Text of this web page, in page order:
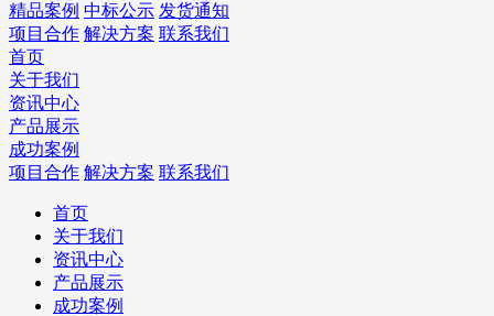
精品案例 中标公示 发货通知
项目合作 解决方案 联系我们
首页
关于我们
资讯中心
产品展示
成功案例
项目合作 解决方案 联系我们
首页
关于我们
资讯中心
产品展示
成功案例